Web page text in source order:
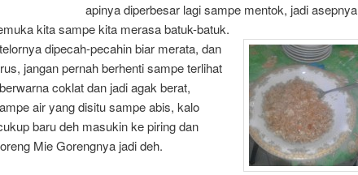
apinya diperbesar lagi sampe mentok, jadi asepnya
kita sampe kita merasa batuk-batuk.
dipecah-pecahin biar merata, dan
jangan pernah berhenti sampe terlihat
coklat dan jadi agak berat,
air yang disitu sampe abis, kalo
baru deh masukin ke piring dan
Mie Gorengnya jadi deh.